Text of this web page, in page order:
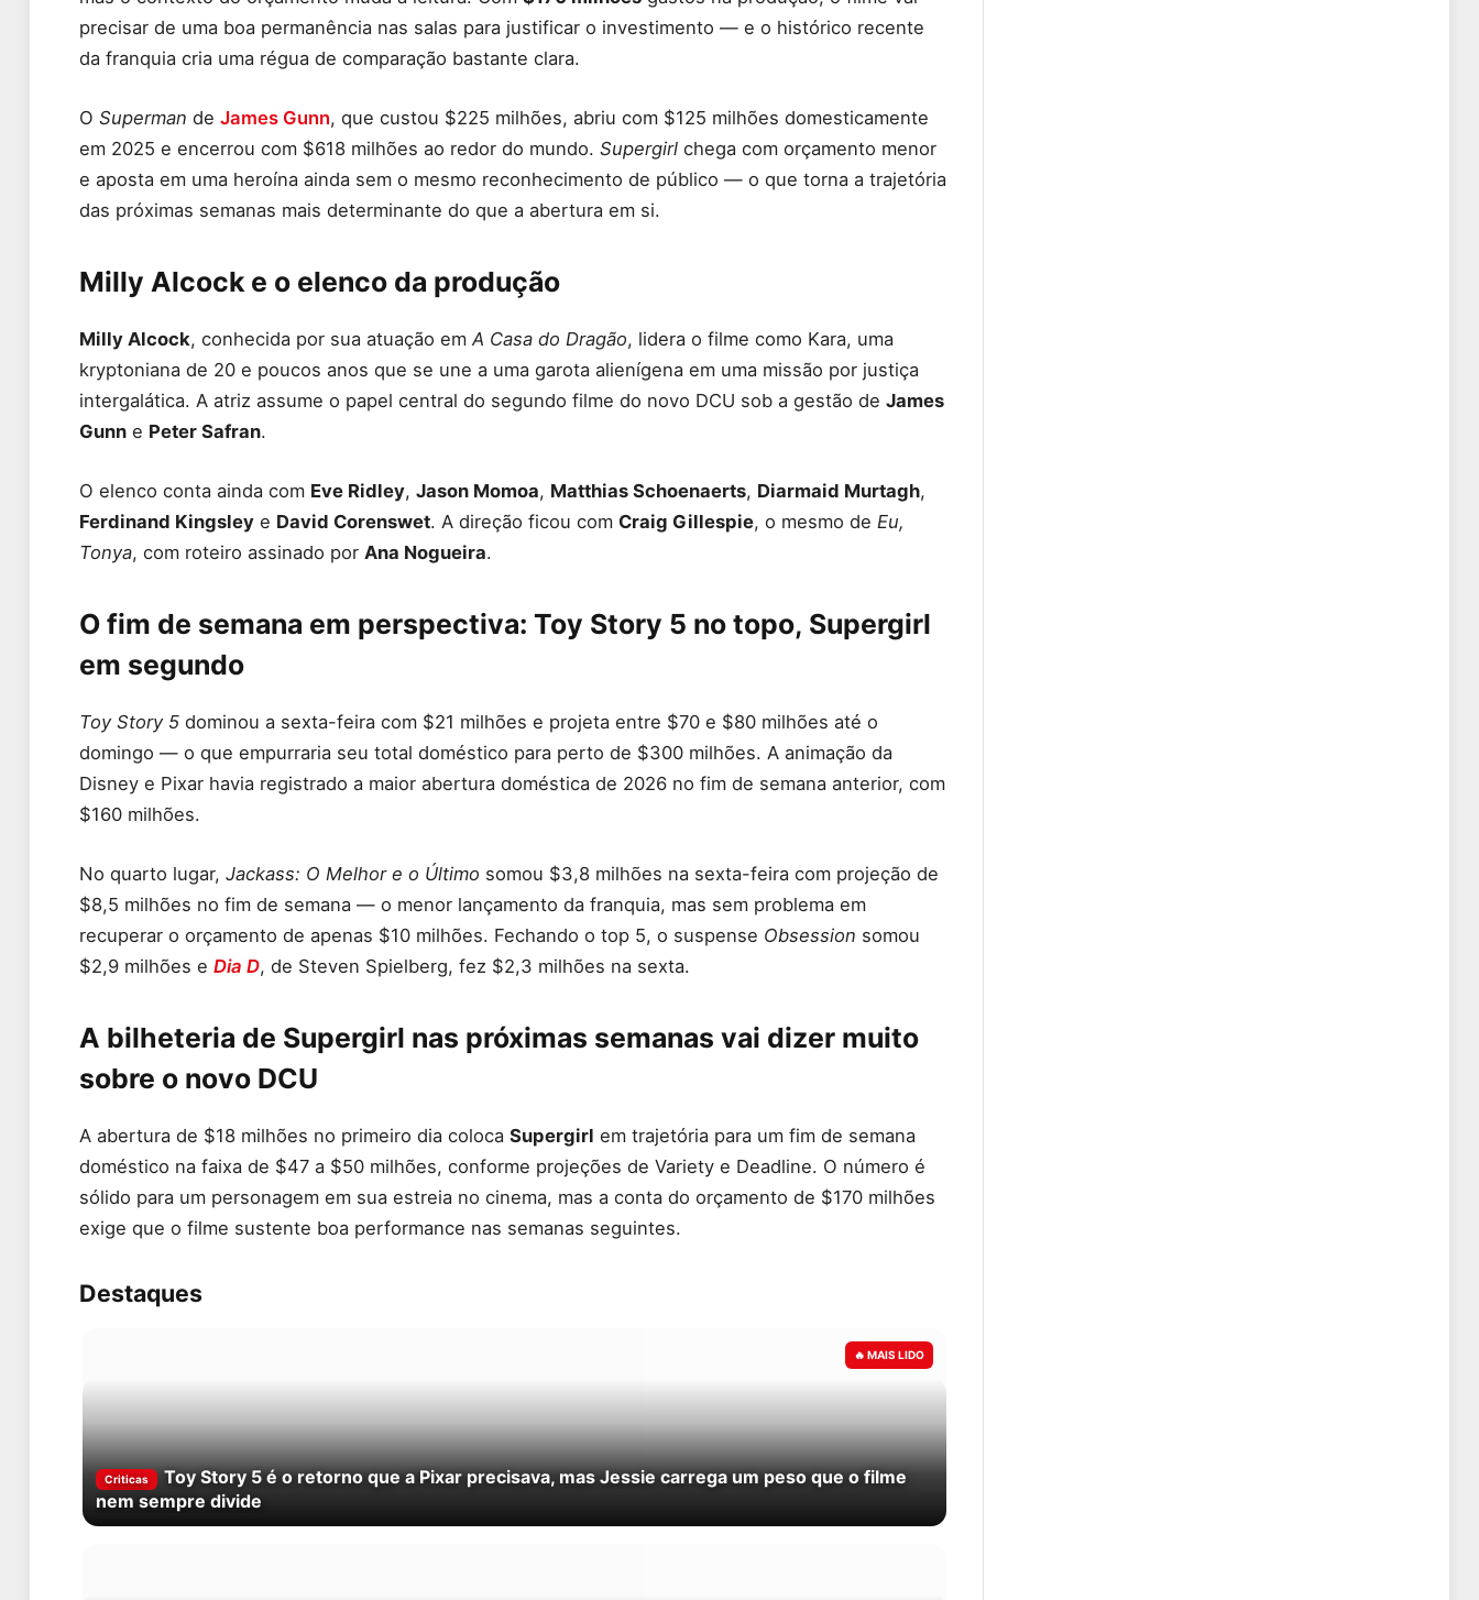
precisar de uma boa permanência nas salas para justificar o investimento — e o histórico recente
da franquia cria uma régua de comparação bastante clara.
O Superman de James Gunn, que custou $225 milhões, abriu com $125 milhões domesticamente
em 2025 e encerrou com $618 milhões ao redor do mundo. Supergirl chega com orçamento menor
e aposta em uma heroína ainda sem o mesmo reconhecimento de público — o que torna a trajetória
das próximas semanas mais determinante do que a abertura em si.
Milly Alcock e o elenco da produção
Milly Alcock, conhecida por sua atuação emA Casa do Dragão, lidera o filme como Kara, uma
kryptoniana de 20 e poucos anos que se une a uma garota alienígena em uma missão por justiça
intergalática. A atriz assume o papel central do segundo filme do novo DCU sob a gestão de James
Gunn e Peter Safran.
O elenco conta ainda com Eve Ridley, Jason Momoa, Matthias Schoenaerts, Diarmaid Murtagh,
Ferdinand Kingsley e David Corenswet. A direção ficou com Craig Gillespie, o mesmo de Eu,
Tonya, com roteiro assinado por Ana Nogueira.
O fim de semana em perspectiva: Toy Story 5 no topo, Supergirl
em segundo
Toy Story 5 dominou a sexta-feira com $21 milhões e projeta entre $70 e $80 milhões até o
domingo — o que empurraria seu total doméstico para perto de $300 milhões. A animação da
Disney e Pixar havia registrado a maior abertura doméstica de 2026 no fim de semana anterior, com
$160 milhões.
No quarto lugar, Jackass: O Melhor e o Último somou $3,8 milhões na sexta-feira com projeção de
$8,5 milhões no fim de semana — o menor lançamento da franquia, mas sem problema em
recuperar o orçamento de apenas $10 milhões. Fechando o top 5, o suspense Obsession somou
$2,9 milhões e Dia D, de Steven Spielberg, fez $2,3 milhões na sexta.
A bilheteria de Supergirl nas próximas semanas vai dizer muito
sobre o novo DCU
A abertura de $18 milhões no primeiro dia coloca Supergirl em trajetória para um fim de semana
doméstico na faixa de $47 a $50 milhões, conforme projeções de Variety e Deadline. O número é
sólido para um personagem em sua estreia no cinema, mas a conta do orçamento de $170 milhões
exige que o filme sustente boa performance nas semanas seguintes.
Destaques
Criticas
Toy Story 5 é o retorno que a Pixar precisava, mas Jessie carrega um peso que o filme
nem sempre divide